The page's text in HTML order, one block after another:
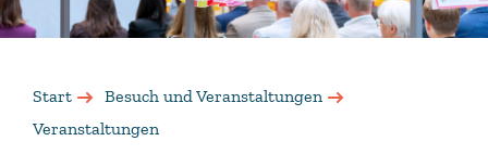
Start
Besuch und Veranstaltungen
Veranstaltungen